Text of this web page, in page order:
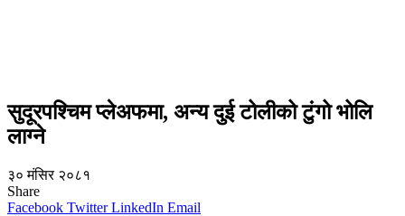
सुदूरपश्चिम प्लेअफमा, अन्य दुई टोलीको टुंगो भोलि
लाग्ने
३० मंसिर २०८१
Share
Facebook Twitter LinkedIn Email